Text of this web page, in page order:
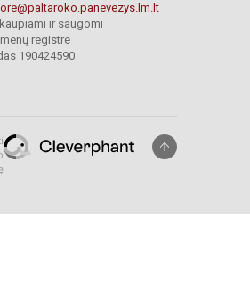
ir saugomi
registre
190424590